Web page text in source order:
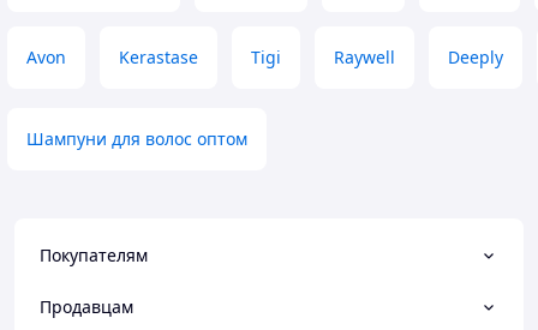
Avon Kerastase Tigi Raywell Deeply
Шампуни для волос оптом
Покупателям
Продавцам